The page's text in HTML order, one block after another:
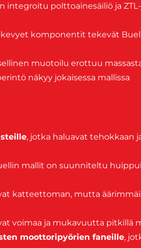
integroitu polttoainesäiliö ja
komponentit tekevät
muotoilu erottuu
näkyy jokaisessa mallissa
, jotka haluavat tehokkaan
mallit on suunniteltu
katteettoman, mutta
voimaa ja mukavuutta pitkillä
moottoripyörien faneille,